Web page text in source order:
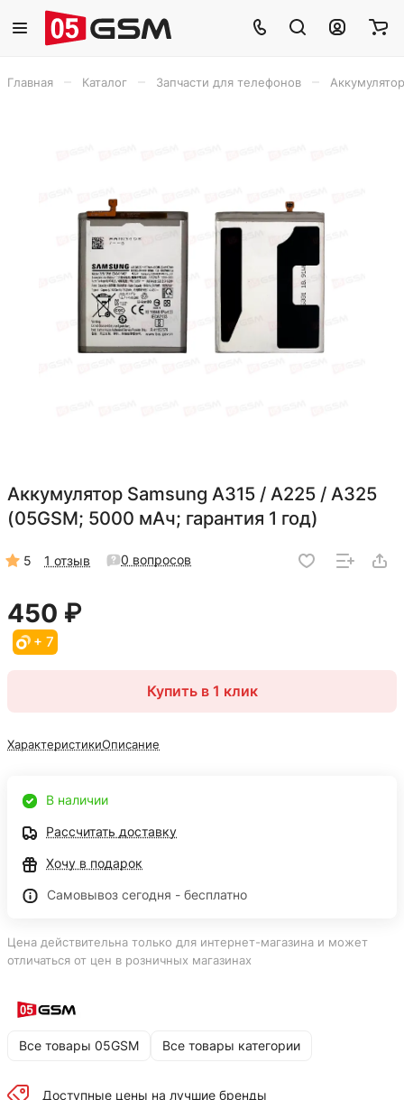
Главная Каталог Запчасти для телефонов
Аккумулятор Samsung A315 / A225 / A325
(05GSM; 5000 мАч; гарантия 1 год)
5 1 отзыв 0 вопросов
450 ₽
+ 7
Купить в 1 клик
ХарактеристикиОписание
В наличии
Рассчитать доставку
Хочу в подарок
Самовывоз сегодня - бесплатно
Цена действительна только для интернет-магазина и может
отличаться от цен в розничных магазинах
Все товары 05GSM Все товары категории
Доступные цены на лучшие бренды